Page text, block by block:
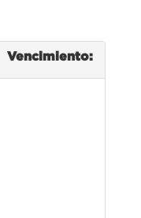
Vencimiento: